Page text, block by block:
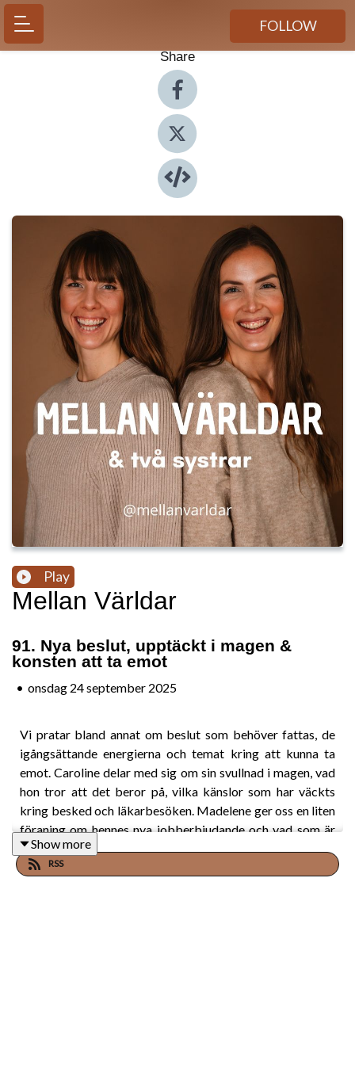
FOLLOW
Share
Play
Mellan Världar
91. Nya beslut, upptäckt i magen &
konsten att ta emot
• onsdag 24 september 2025
Vi pratar bland annat om beslut som behöver fattas, de
igångsättande energierna och temat kring att kunna ta
emot. Caroline delar med sig om sin svullnad i magen, vad
hon tror att det beror på, vilka känslor som har väckts
kring besked och läkarbesöken. Madelene ger oss en liten
föraning om hennes nya jobberbjudande och vad som är
på gång framöver.
Show more
RSS